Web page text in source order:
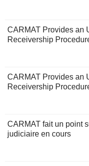
CARMAT Provides an
Receivership
CARMAT Provides an
Receivership
CARMAT fait un point
judiciaire en cours